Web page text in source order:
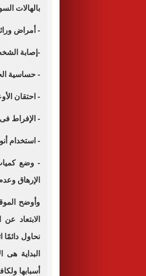
بالهالات
- أمراض
-إصابة
- حساسية
- احتقان
- الإفراط
- استخدام
- وضع
الإرهاق
وأوضح
الابتعاد
نحاول دائمًا
البداية
أسبابها